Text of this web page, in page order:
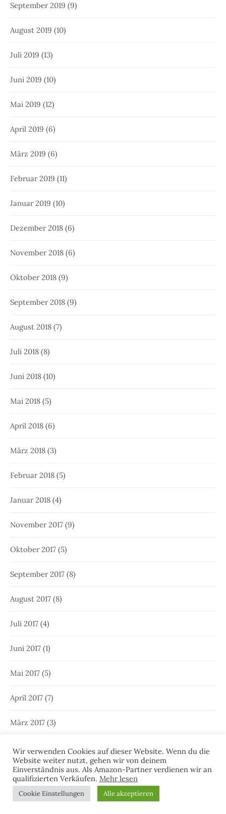
September 2019 (9)
August 2019 (10)
Juli 2019 (13)
Juni 2019 (10)
Mai 2019 (12)
April 2019 (6)
März 2019 (6)
Februar 2019 (11)
Januar 2019 (10)
Dezember 2018 (6)
November 2018 (6)
Oktober 2018 (9)
September 2018 (9)
August 2018 (7)
Juli 2018 (8)
Juni 2018 (10)
Mai 2018 (5)
April 2018 (6)
März 2018 (3)
Februar 2018 (5)
Januar 2018 (4)
November 2017 (9)
Oktober 2017 (5)
September 2017 (8)
August 2017 (8)
Juli 2017 (4)
Juni 2017 (1)
Mai 2017 (5)
April 2017 (7)
März 2017 (3)
Februar 2017 (6)
Januar 2017(7)
Dezember 2016(2)
Wir verwenden Cookies auf dieser Website. Wenn du die
Website weiter nutzt, gehen wir von deinem
Einverständnis aus. Als Amazon-Partner verdienen wir an
qualifizierten Verkäufen. Mehr lesen
Cookie Einstellungen Alle akzeptieren